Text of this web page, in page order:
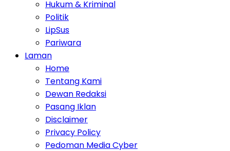
Hukum & Kriminal
Politik
LipSus
Pariwara
Laman
Home
Tentang Kami
Dewan Redaksi
Pasang Iklan
Disclaimer
Privacy Policy
Pedoman Media Cyber